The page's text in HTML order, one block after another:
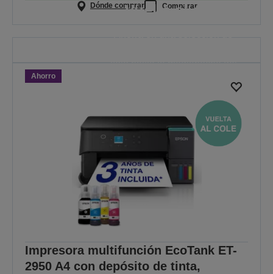
Dónde comprar Comparar
Vuelta al cole
Ahorro
Impresora multifunción EcoTank ET-
2950 A4 con depósito de tinta,